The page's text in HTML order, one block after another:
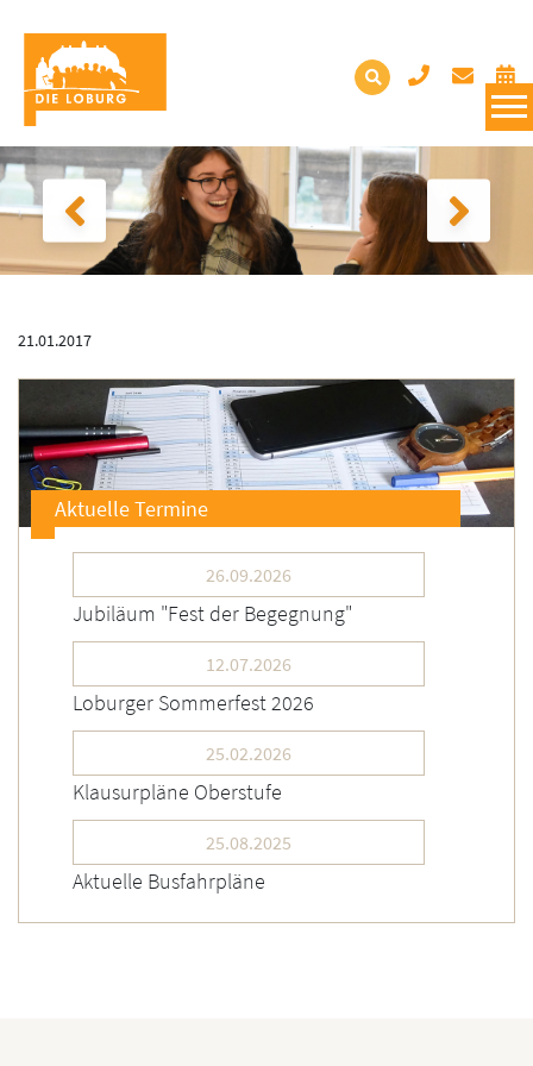
21.01.2017
Aktuelle Termine
26.09.2026
Jubiläum "Fest der Begegnung"
12.07.2026
Loburger Sommerfest 2026
25.02.2026
Klausurpläne Oberstufe
25.08.2025
Aktuelle Busfahrpläne